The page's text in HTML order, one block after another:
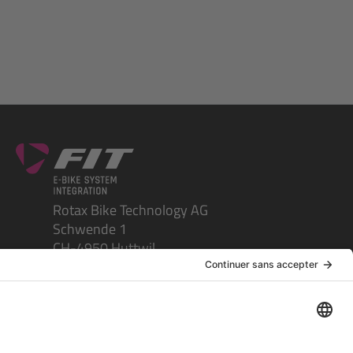
Rotax Bike Technology AG
Schwende 1
CH-4950 Huttwil